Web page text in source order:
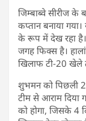
जिम्बाब्वे सीरीज के
कप्तान बनाया
के रूप में देख रहा
जगह फिक्स है।
खिलाफ टी-20 खेले
शुभमन को पिछली
टीम से आराम दिया
को होगा, जिसके 4